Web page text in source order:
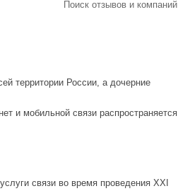
Поиск отзывов и компаний
территории России, а дочерние
и мобильной связи распространяется
связи во время проведения ХХI